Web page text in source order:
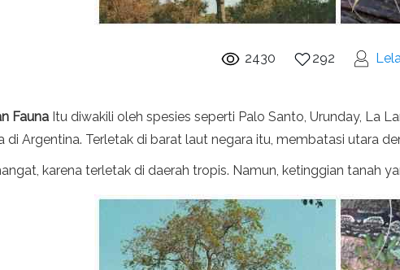
2430 292
Fauna Itu diwakili oleh spesies seperti Palo Santo, Urunday, La
di Argentina. Terletak di barat laut negara itu, membatasi utara
karena terletak di daerah tropis. Namun, ketinggian tanah